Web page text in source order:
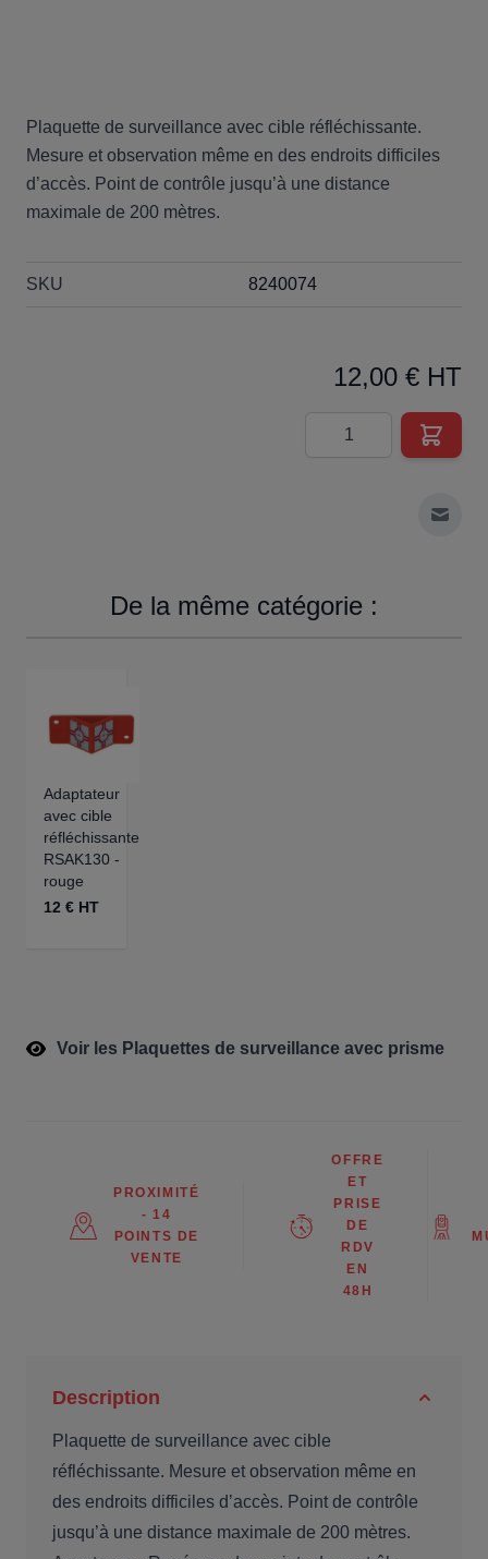
Plaquette de surveillance avec cible réfléchissante.
Mesure et observation même en des endroits difficiles
d’accès. Point de contrôle jusqu’à une distance
maximale de 200 mètres.
SKU 8240074
12,00 € HT
Quantité
De la même catégorie :
Adaptateur
avec cible
réfléchissante
RSAK130 -
rouge
12 € HT
Voir les Plaquettes de surveillance avec prisme
PROXIMITÉ
- 14
POINTS DE
VENTE
OFFRE
ET
PRISE
DE
RDV
EN
48H
Description
Plaquette de surveillance avec cible
réfléchissante. Mesure et observation même en
des endroits difficiles d’accès. Point de contrôle
jusqu’à une distance maximale de 200 mètres.